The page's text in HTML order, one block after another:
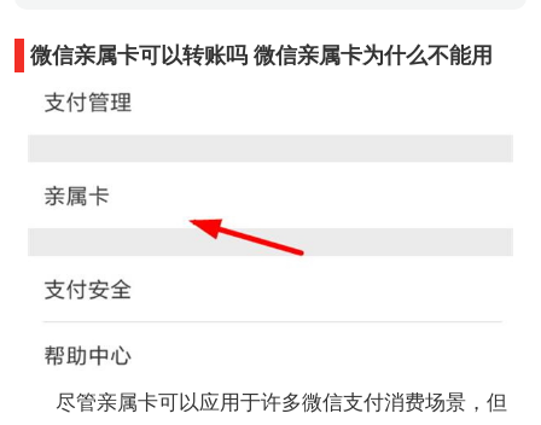
微信亲属卡可以转账吗 微信亲属卡为什么不能用
尽管亲属卡可以应用于许多微信支付消费场景，但